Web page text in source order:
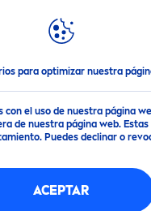
para optimizar nuestra
el uso de nuestra página
de nuestra página web.
Puedes declinar o
ACEPTAR
MUNDONIVEA